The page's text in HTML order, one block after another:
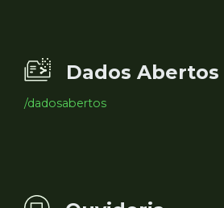
Dados Abertos
/dadosabertos